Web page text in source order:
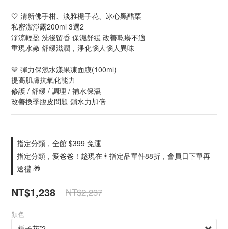
🤍 清新佛手柑、淡雅梔子花、冰心黑醋栗
私密潔淨露200ml 3選2
淨涼輕盈 洗後留香 保濕舒緩 改善乾癢不適
重現水嫩 舒緩滋潤，淨化惱人惱人異味
💙 彈力保濕水漾果凍面膜(100ml)
提高肌膚抗氧化能力
修護 / 舒緩 / 調理 / 補水保濕
改善換季脫皮問題 鎖水力加倍
指定分類，全館 $399 免運
指定分類，愛爸爸！趁現在👨指定品單件88折，會員日下單再
送禮 🎁
NT$1,238 NT$2,237
顏色